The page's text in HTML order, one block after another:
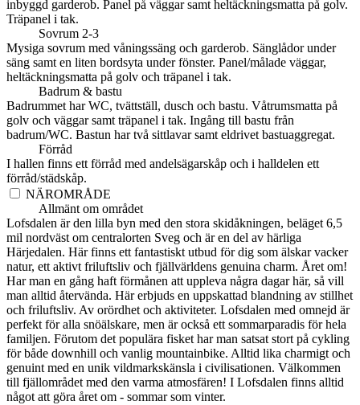
inbyggd garderob. Panel på väggar samt heltäckningsmatta på golv.
Träpanel i tak.
Sovrum 2-3
Mysiga sovrum med våningssäng och garderob. Sänglådor under
säng samt en liten bordsyta under fönster. Panel/målade väggar,
heltäckningsmatta på golv och träpanel i tak.
Badrum & bastu
Badrummet har WC, tvättställ, dusch och bastu. Våtrumsmatta på
golv och väggar samt träpanel i tak. Ingång till bastu från
badrum/WC. Bastun har två sittlavar samt eldrivet bastuaggregat.
Förråd
I hallen finns ett förråd med andelsägarskåp och i halldelen ett
förråd/städskåp.
NÄROMRÅDE
Allmänt om området
Lofsdalen är den lilla byn med den stora skidåkningen, beläget 6,5
mil nordväst om centralorten Sveg och är en del av härliga
Härjedalen. Här finns ett fantastiskt utbud för dig som älskar vacker
natur, ett aktivt friluftsliv och fjällvärldens genuina charm. Året om!
Har man en gång haft förmånen att uppleva några dagar här, så vill
man alltid återvända. Här erbjuds en uppskattad blandning av stillhet
och friluftsliv. Av orördhet och aktiviteter. Lofsdalen med omnejd är
perfekt för alla snöälskare, men är också ett sommarparadis för hela
familjen. Förutom det populära fisket har man satsat stort på cykling
för både downhill och vanlig mountainbike. Alltid lika charmigt och
genuint med en unik vildmarkskänsla i civilisationen. Välkommen
till fjällområdet med den varma atmosfären! I Lofsdalen finns alltid
något att göra året om - sommar som vinter.